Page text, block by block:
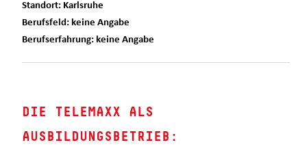
Standort: Karlsruhe
Berufsfeld: keine Angabe
Berufserfahrung: keine Angabe
DIE TELEMAXX ALS
AUSBILDUNGSBETRIEB: